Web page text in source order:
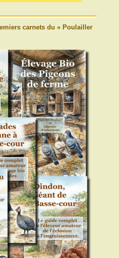
carnets du « Poulailler